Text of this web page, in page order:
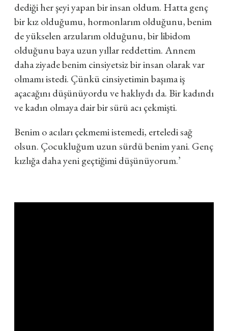
dediği her şeyi yapan bir insan oldum. Hatta genç
bir kız olduğumu, hormonlarım olduğunu, benim
de yükselen arzularım olduğunu, bir libidom
olduğunu baya uzun yıllar reddettim. Annem
daha ziyade benim cinsiyetsiz bir insan olarak var
olmamı istedi. Çünkü cinsiyetimin başıma iş
açacağını düşünüyordu ve haklıydı da. Bir kadındı
ve kadın olmaya dair bir sürü acı çekmişti.
Benim o acıları çekmemi istemedi, erteledi sağ
olsun. Çocukluğum uzun sürdü benim yani. Genç
kızlığa daha yeni geçtiğimi düşünüyorum.’